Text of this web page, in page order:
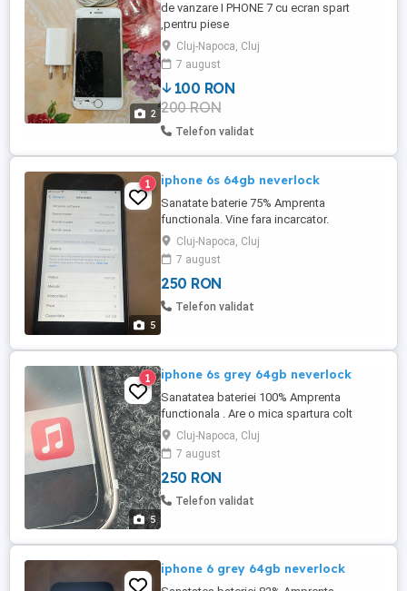
2
de vanzare I PHONE 7 cu ecran spart
,pentru piese
Cluj-Napoca, Cluj
7 august
100 RON
200 RON
Telefon validat
5
1 iphone 6s 64gb neverlock
Sanatate baterie 75% Amprenta
functionala. Vine fara incarcator.
Cluj-Napoca, Cluj
7 august
250 RON
Telefon validat
5
1 iphone 6s grey 64gb neverlock
Sanatatea bateriei 100% Amprenta
functionala . Are o mica spartura colt
dreapta jos. Vine fara incarcator.
Cluj-Napoca, Cluj
7 august
250 RON
Telefon validat
iphone 6 grey 64gb neverlock